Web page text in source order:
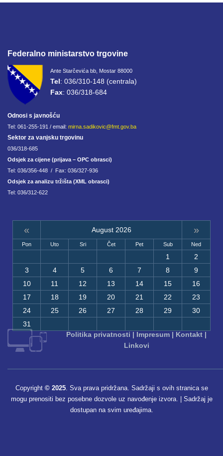
Federalno ministarstvo trgovine
Ante Starčevića bb, Mostar 88000
Tel: 036/310-148 (centrala)
Fax: 036/318-684
Odnosi s javnošću
Tel: 061-255-191 / email: mirna.sadikovic@fmt.gov.ba
Sektor za vanjsku trgovinu
036/318-685
Odsjek za cijene (prijava – OPC obrasci)
Tel: 036/356-448 / Fax: 036/327-936
Odsjek za analizu tržišta (XML obrasci)
Tel: 036/312-622
« August 2026 »
Pon Uto Sri Čet Pet Sub Ned
1
2
3
4 5 6 7 8
9
10
11 12 13 14 15
16
17
18 19 20 21 22
23
24
25 26 27 28 29
30
31
Politika privatnosti | Impresum | Kontakt |
Linkovi
Copyright © 2025. Sva prava pridržana. Sadržaji s ovih stranica se
mogu prenositi bez posebne dozvole uz navođenje izvora. | Sadržaj je
dostupan na svim uređajima.